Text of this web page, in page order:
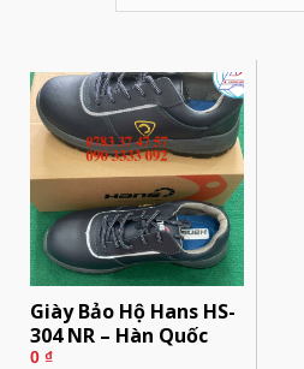
Giày Bảo Hộ Hans HS-
304 NR – Hàn Quốc
0 ₫